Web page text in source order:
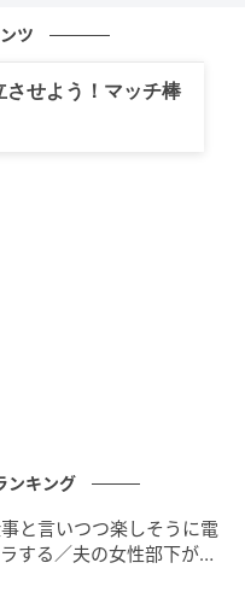
ツ
させよう！マッチ棒
ンキング
と言いつつ楽しそうに電
する／夫の女性部下が気